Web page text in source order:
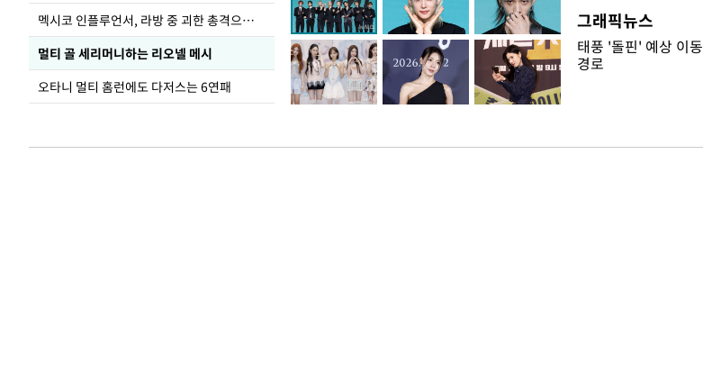
멕시코 인플루언서, 라방 중 괴한 총격으로 사망
멀티 골 세리머니하는 리오넬 메시
오타니 멀티 홈런에도 다저스는 6연패
그래픽뉴스
태풍 '돌핀' 예상 이동
경로